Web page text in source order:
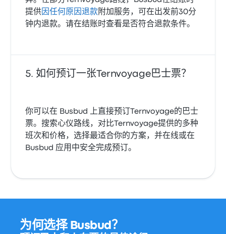
提供 因任何原因退款 附加服务，可在出发前30分
钟内退款。请在结账时查看是否符合退款条件。
如何预订一张Ternvoyage巴士票？
你可以在 Busbud 上直接预订Ternvoyage的巴士
票。搜索心仪路线，对比Ternvoyage提供的多种
班次和价格，选择最适合你的方案，并在线或在
Busbud 应用中安全完成预订。
为何选择 Busbud？